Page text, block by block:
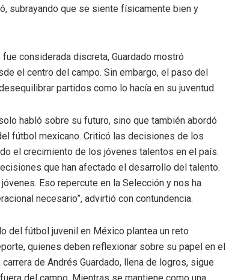
subrayando que se siente físicamente bien y
considerada discreta, Guardado mostró
el centro del campo. Sin embargo, el paso del
partidos como lo hacía en su juventud.
habló sobre su futuro, sino que también abordó
fútbol mexicano. Criticó las decisiones de los
el crecimiento de los jóvenes talentos en el país.
que han afectado el desarrollo del talento.
Eso repercute en la Selección y nos ha
necesario”, advirtió con contundencia.
del fútbol juvenil en México plantea un reto
quienes deben reflexionar sobre su papel en el
de Andrés Guardado, llena de logros, sigue
del campo. Mientras se mantiene como una